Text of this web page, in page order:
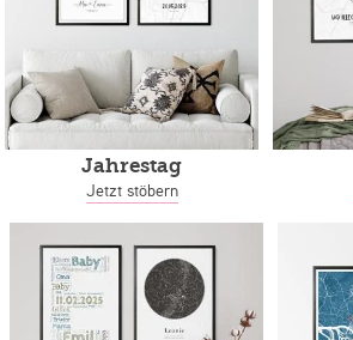
Jahrestag
Jetzt stöbern